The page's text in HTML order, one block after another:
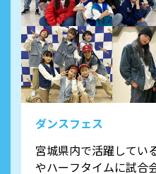
ダンスフェス
宮城県内で活躍してい
やハーフタイムに試合